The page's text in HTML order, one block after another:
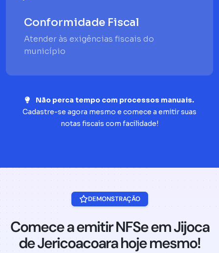
Conformidade Fiscal
Atender às exigências fiscais do
município
Não perca tempo com processos manuais.
Cadastre-se agora mesmo e comece a emitir suas
notas fiscais com facilidade!
DEMONSTRAÇÃO
Comece a emitir NFSe em Jijoca
de Jericoacoara hoje mesmo!